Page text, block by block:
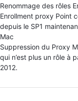
Renommage des rôles
Enrollment proxy Point
depuis le SP1
Mac
Suppression du Proxy
qui n’est plus un rôle à
2012.